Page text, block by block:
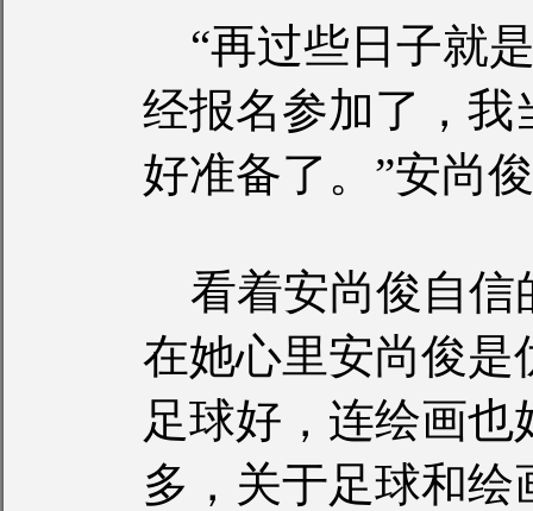
“再过些日子就
经报名参加了，我
好准备了。”安尚
看着安尚俊自信
在她心里安尚俊是
足球好，连绘画
多，关于足球和